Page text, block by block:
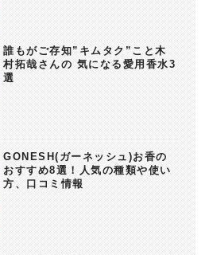
誰もがご存知”キムタク”こと木
村拓哉さんの 気になる愛用香水3
選
GONESH(ガーネッシュ)お香の
おすすめ8選！人気の種類や使い
方、口コミ情報